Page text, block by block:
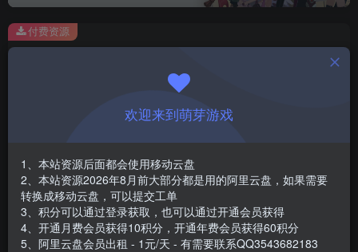
此内容为付费资源，请付费后查看
￥1
免费
登录购买
安装包大小
游戏本体大小
6.14 GB
付费资源
欢迎来到萌芽游戏
1、本站资源后面都会使用移动云盘
2、本站资源2026年8月前大部分都是用的阿里云盘，如果需要
转换成移动云盘，可以提交工单
3、积分可以通过登录获取，也可以通过开通会员获得
4、开通月费会员获得10积分，开通年费会员获得60积分
5、阿里云盘会员出租 - 1元/天 - 有需要联系QQ3543682183